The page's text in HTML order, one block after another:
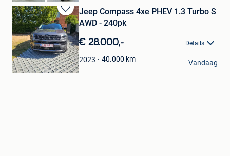
Bewaren
in
Mijn
Favorieten
Jeep Compass 4xe PHEV 1.3 Turbo S
AWD - 240pk
€ 28.000,- Details
2023 40.000 km
Peter
Tongeren
Vandaag